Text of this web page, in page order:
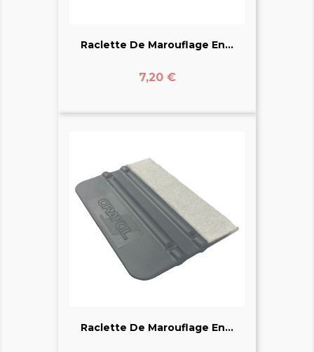
Raclette De Marouflage En...
Prix
7,20 €
Raclette De Marouflage En...